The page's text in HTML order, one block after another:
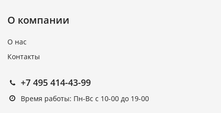
О компании
О нас
Контакты
+7 495 414-43-99
Время работы: Пн-Вс с 10-00 до 19-00